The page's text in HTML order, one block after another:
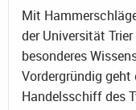
Mit
der Universität
besonderes
Vordergründig
Handelsschiff des